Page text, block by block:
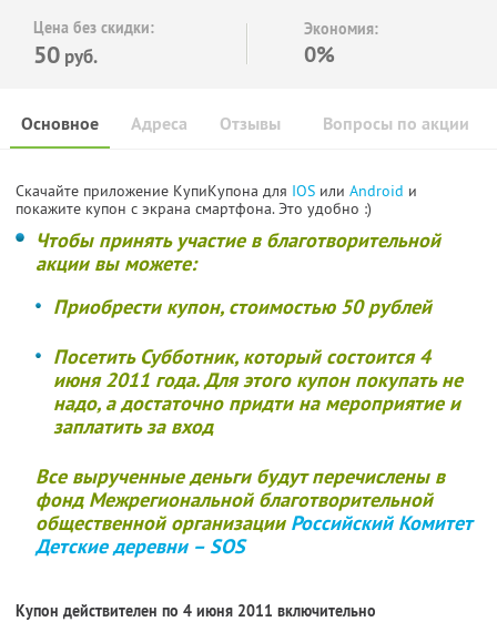
Цена без скидки:
50 руб.
Экономия:
0%
Основное Отзывы Вопросы по акции
Адреса
Скачайте приложение КупиКупона для IOS или Android и
покажите купон с экрана смартфона. Это удобно :)
Чтобы принять участие в благотворительной
акции вы можете:
Приобрести купон, стоимостью 50 рублей
Посетить Субботник, который состоится4
июня 2011 года. Для этого купон покупать не
надо, а достаточно придти на мероприятие и
заплатить за вход
Все вырученные деньги будут перечислены в
фонд Межрегиональной благотворительной
общественной организации Российский Комитет
Детские деревни – SOS
Купон действителен по 4 июня 2011 включительно